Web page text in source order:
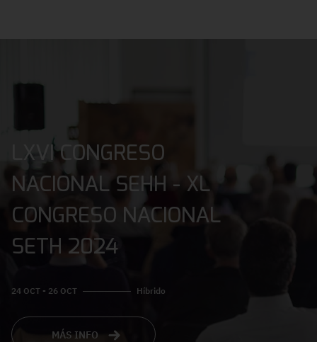
LXVI CONGRESO
NACIONAL SEHH - XL
CONGRESO NACIONAL
SETH 2024
24 OCT - 26 OCT Híbrido
MÁS INFO